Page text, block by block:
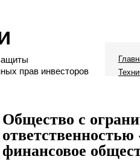
прав инвесторов
Общество с
финансовое